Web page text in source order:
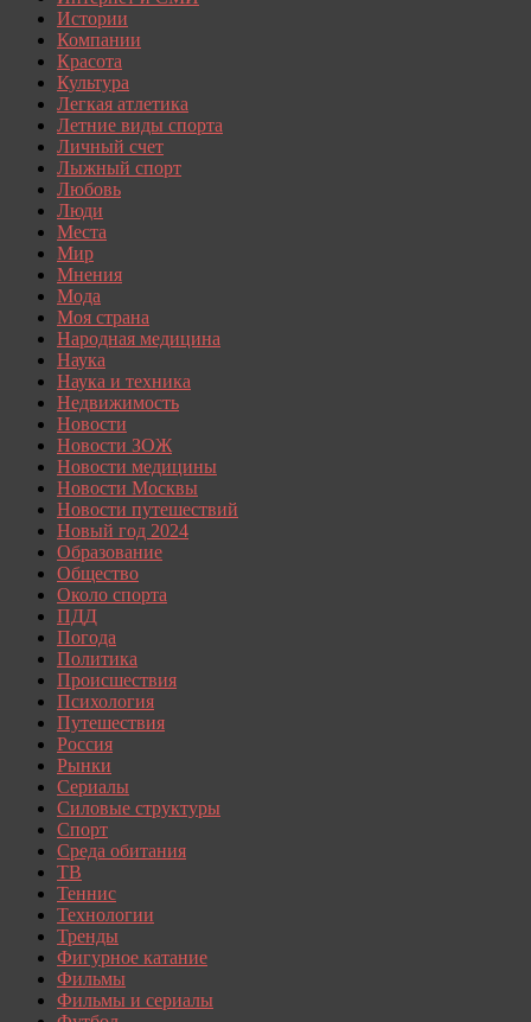
Истории
Компании
Красота
Культура
Легкая атлетика
Летние виды спорта
Личный счет
Лыжный спорт
Любовь
Люди
Места
Мир
Мнения
Мода
Моя страна
Народная медицина
Наука
Наука и техника
Недвижимость
Новости
Новости ЗОЖ
Новости медицины
Новости Москвы
Новости путешествий
Новый год 2024
Образование
Общество
Около спорта
ПДД
Погода
Политика
Происшествия
Психология
Путешествия
Россия
Рынки
Сериалы
Силовые структуры
Спорт
Среда обитания
ТВ
Теннис
Технологии
Тренды
Фигурное катание
Фильмы
Фильмы и сериалы